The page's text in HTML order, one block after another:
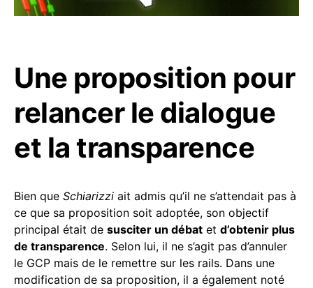
Une proposition pour
relancer le dialogue
et la transparence
Bien que Schiarizzi ait admis qu’il ne s’attendait pas à
ce que sa proposition soit adoptée, son objectif
principal était de susciter un débat et d’obtenir plus
de transparence. Selon lui, il ne s’agit pas d’annuler
le GCP mais de le remettre sur les rails. Dans une
modification de sa proposition, il a également noté